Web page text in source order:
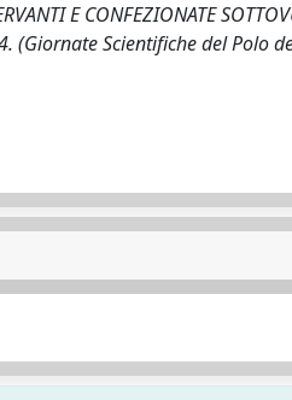
E CONFEZIONATE
(Giornate Scientifiche del Polo